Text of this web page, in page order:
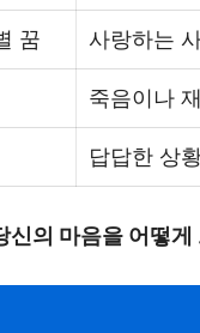
꿈 사랑하는
죽음이나
답답한 상
신의 마음을 어떻